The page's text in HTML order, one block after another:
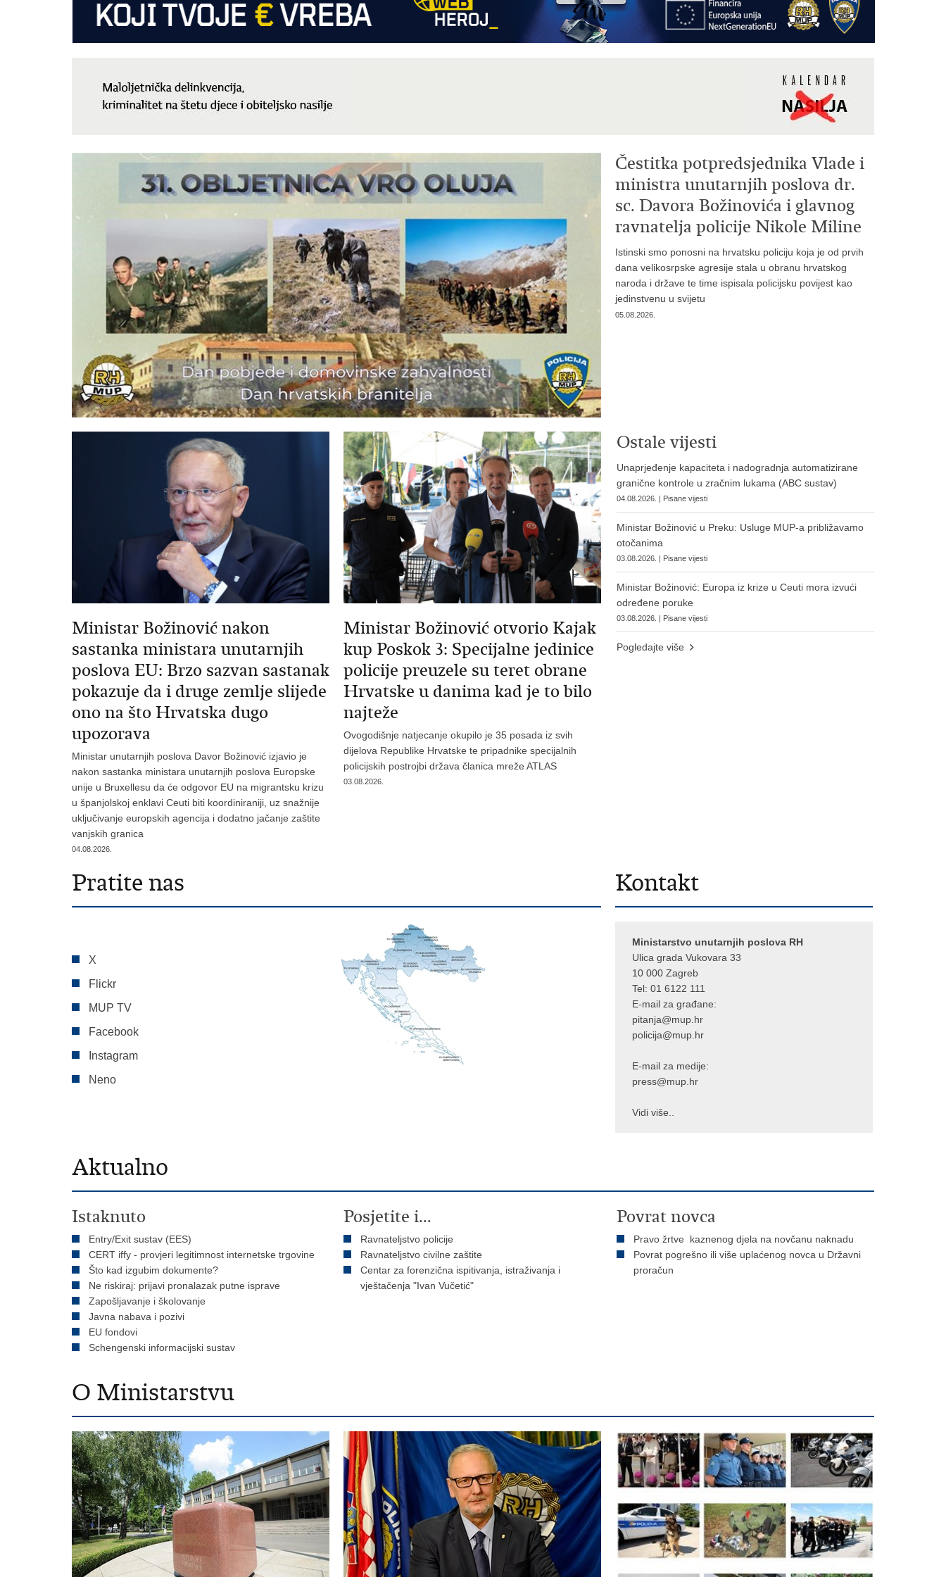
Čestitka potpredsjednika Vlade i
ministra unutarnjih poslova dr.
sc. Davora Božinovića i glavnog
ravnatelja policije Nikole Miline
Istinski smo ponosni na hrvatsku policiju koja je od prvih
dana velikosrpske agresije stala u obranu hrvatskog
naroda i države te time ispisala policijsku povijest kao
jedinstvenu u svijetu
05.08.2026.
Ministar Božinović nakon
sastanka ministara unutarnjih
poslova EU: Brzo sazvan sastanak
pokazuje da i druge zemlje slijede
ono na što Hrvatska dugo
upozorava
Ministar unutarnjih poslova Davor Božinović izjavio je
nakon sastanka ministara unutarnjih poslova Europske
unije u Bruxellesu da će odgovor EU na migrantsku krizu
u španjolskoj enklavi Ceuti biti koordiniraniji, uz snažnije
uključivanje europskih agencija i dodatno jačanje zaštite
vanjskih granica
04.08.2026.
Ministar Božinović otvorio Kajak
kup Poskok 3: Specijalne jedinice
policije preuzele su teret obrane
Hrvatske u danima kad je to bilo
najteže
Ovogodišnje natjecanje okupilo je 35 posada iz svih
dijelova Republike Hrvatske te pripadnike specijalnih
policijskih postrojbi država članica mreže ATLAS
03.08.2026.
Ostale vijesti
Unaprjeđenje kapaciteta i nadogradnja automatizirane
granične kontrole u zračnim lukama (ABC sustav)
04.08.2026. | Pisane vijesti
Ministar Božinović u Preku: Usluge MUP-a približavamo
otočanima
03.08.2026. | Pisane vijesti
Ministar Božinović: Europa iz krize u Ceuti mora izvući
određene poruke
03.08.2026. | Pisane vijesti
Pogledajte više
Pratite nas
X
Flickr
MUP TV
Facebook
Instagram
Neno
Kontakt
Ministarstvo unutarnjih poslova RH
Ulica grada Vukovara 33
10 000 Zagreb
Tel: 01 6122 111
E-mail za građane:
pitanja@mup.hr
policija@mup.hr
E-mail za medije:
press@mup.hr
Vidi više..
Aktualno
Istaknuto
Entry/Exit sustav (EES)
CERT iffy - provjeri legitimnost internetske trgovine
Što kad izgubim dokumente?
Ne riskiraj: prijavi pronalazak putne isprave
Zapošljavanje i školovanje
Javna nabava i pozivi
EU fondovi
Schengenski informacijski sustav
Posjetite i...
Ravnateljstvo policije
Ravnateljstvo civilne zaštite
Centar za forenzična ispitivanja, istraživanja i
vještačenja "Ivan Vučetić"
Povrat novca
Pravo žrtve kaznenog djela na novčanu naknadu
Povrat pogrešno ili više uplaćenog novca u Državni
proračun
O Ministarstvu